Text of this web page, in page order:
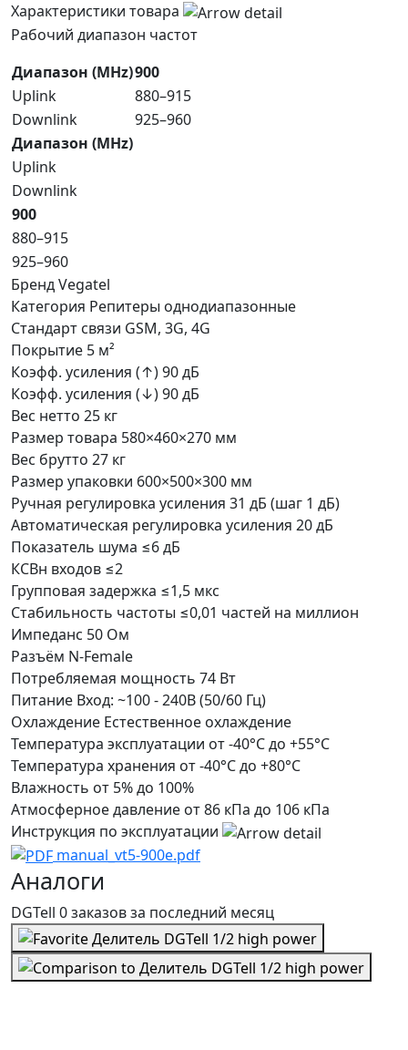
Характеристики товара
Рабочий диапазон частот
Диапазон (MHz)900
Uplink
880–915
Downlink
925–960
Диапазон (MHz)
Uplink
Downlink
900
880–915
925–960
БрендVegatel
Категория Репитеры однодиапазонные
Стандарт связи GSM, 3G, 4G
Покрытие 5 м²
Коэфф. усиления (↑)90 дБ
Коэфф. усиления (↓)90 дБ
Вес нетто 25 кг
Размер товара 580×460×270 мм
Вес брутто 27 кг
Размер упаковки 600×500×300 мм
Ручная регулировка усиления 31 дБ (шаг 1 дБ)
Автоматическая регулировка усиления 20 дБ
Показатель шума ≤6 дБ
КСВн входов ≤2
Групповая задержка ≤1,5 мкс
Стабильность частоты ≤0,01 частей на миллион
Импеданс 50 Ом
Разъём N-Female
Потребляемая мощность 74 Вт
Питание Вход: ~100 - 240В (50/60 Гц)
Охлаждение Естественное охлаждение
Температура эксплуатации от -40°С до +55°С
Температура хранения от -40°С до +80°С
Влажность от 5% до 100%
Атмосферное давление от 86 кПа до 106 кПа
Инструкция по эксплуатации
manual_vt5-900e.pdf
Аналоги
DGTell 0 заказовза последний месяц